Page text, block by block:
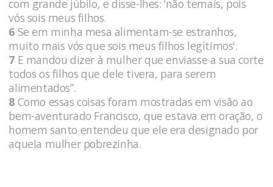
com grande júbilo, e disse-lhes: ‘não temais, pois
vós sois meus filhos.
6 Se em minha mesa alimentam-se estranhos,
muito mais vós que sois meus filhos legítimos'.
7 E mandou dizer à mulher que enviasse a sua corte
todos os filhos que dele tivera, para serem
alimentados”.
8 Como essas coisas foram mostradas em visão ao
bem-aventurado Francisco, que estava em oração, o
homem santo entendeu que ele era designado por
aquela mulher pobrezinha.